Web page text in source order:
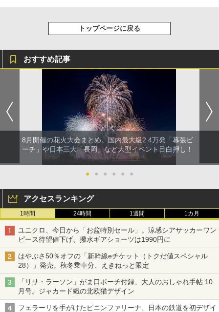
広げるだけ パッとサッとテント キューブワ
ATCW-150B エクルベージュ
通気窓付き】収納袋付き UVカット 防水 防災
￥3,080
トップページに戻る
おすすめ記事
8月開催の花火大会まとめ。国内最大級2.4万発「幕張ビ
ーチ」や日本三大「長岡」など大型イベント目白押し！
● ● ● ● ● ●
アクセスランキング
1時間 24時間 1週間 1カ月
ユニクロ、今日から「お盆特別セール」。涼感シアサッカーワン
ピース待望値下げ、撥水ギアショーツは1990円に
はやぶさ50％オフの「新幹線eチケット（トクだ値スペシャル
28）」発売。秋冬乗車分、えきねっと限定
「リサ・ラーソン」がま口ポーチ付録、大人のおしゃれ手帖 10
月号。ジャカード織の北欧猫デザイン
フェラーリを手がけたピニンファリーナ、日本の鉄道を初デザイ